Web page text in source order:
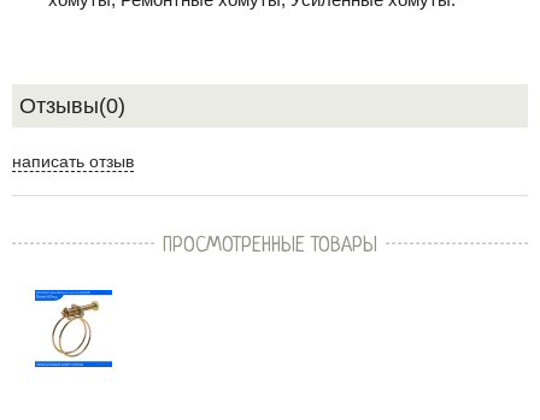
Отзывы(0)
написать отзыв
ПРОСМОТРЕННЫЕ ТОВАРЫ